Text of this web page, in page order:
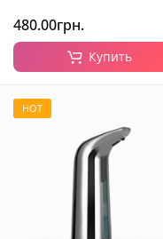
480.00грн.
Купить
HOT